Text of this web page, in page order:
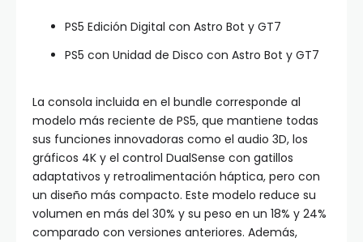
PS5 Edición Digital con Astro Bot y GT7
PS5 con Unidad de Disco con Astro Bot y GT7
La consola incluida en el bundle corresponde al
modelo más reciente de PS5, que mantiene todas
sus funciones innovadoras como el audio 3D, los
gráficos 4K y el control DualSense con gatillos
adaptativos y retroalimentación háptica, pero con
un diseño más compacto. Este modelo reduce su
volumen en más del 30% y su peso en un 18% y 24%
comparado con versiones anteriores. Además,